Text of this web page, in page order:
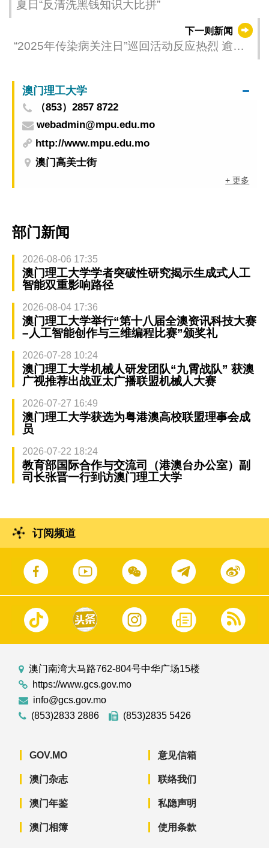
夏日“反清洗黑钱知识大比拼”
下一则新闻
“2025年传染病关注日”巡回活动反应热烈 逾
澳门理工大学
（853）2857 8722
webadmin@mpu.edu.mo
http://www.mpu.edu.mo
澳门高美士街
+ 更多
部门新闻
2026-08-06 17:35
澳门理工大学学者突破性研究揭示生成式人工
智能双重影响路径
2026-08-04 17:36
澳门理工大学举行“第十八届全澳资讯科技大赛
–人工智能创作与三维编程比赛”颁奖礼
2026-07-28 10:24
澳门理工大学机械人研发团队“九霄战队” 获澳
广视推荐出战亚太广播联盟机械人大赛
2026-07-27 16:49
澳门理工大学获选为粤港澳高校联盟理事会成
员
2026-07-22 18:24
教育部国际合作与交流司（港澳台办公室）副
司长张晋一行到访澳门理工大学
订阅频道
澳门南湾大马路762-804号中华广场15楼
https://www.gcs.gov.mo
info@gcs.gov.mo
(853)2833 2886
(853)2835 5426
GOV.MO
澳门杂志
澳门年鉴
澳门相簿
意见信箱
联络我们
私隐声明
使用条款